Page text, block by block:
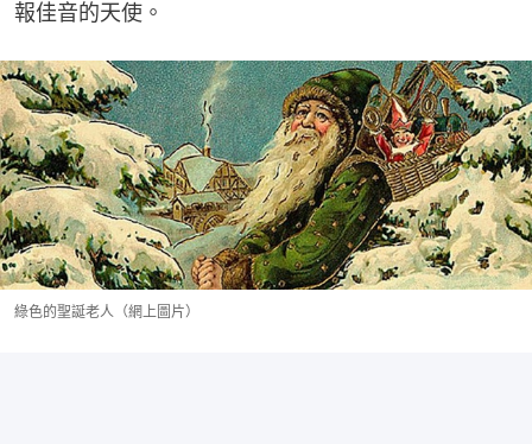
報佳音的天使。
綠色的聖誕老人（網上圖片）